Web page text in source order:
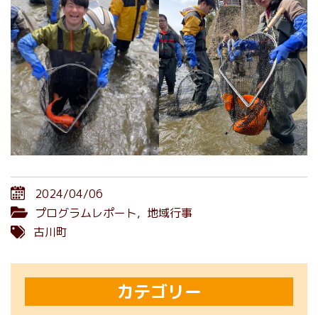
2024/04/06
プログラムレポート, 地域行事
古川町
カテゴリー